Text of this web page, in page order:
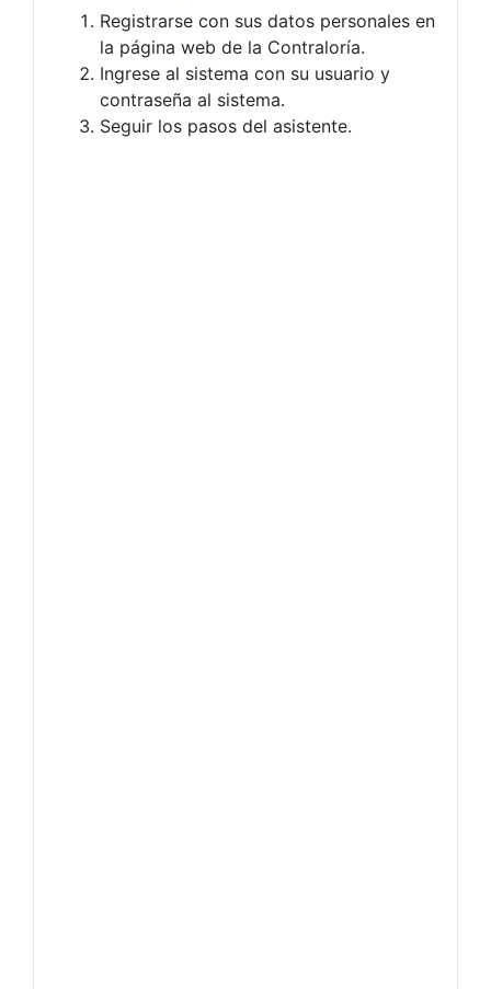
Registrarse con sus datos personales en
la página web de la Contraloría.
Ingrese al sistema con su usuario y
contraseña al sistema.
Seguir los pasos del asistente.